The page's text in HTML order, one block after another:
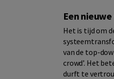
Een
Het is tijd om
van de top-
crowd’. Het
durft te